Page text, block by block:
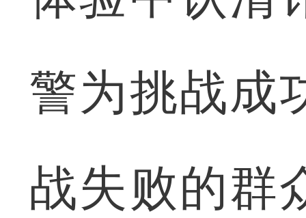
警为挑战成
战失败的群